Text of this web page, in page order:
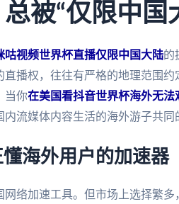
被“仅限中国
咕视频世界杯直播仅限中国大陆的
播权，往往有严格的地理范围
当你在美国看抖音世界杯海外无法
流媒体内容生活的海外游子共同
海外用户的加速器
络加速工具。但市场上选择繁